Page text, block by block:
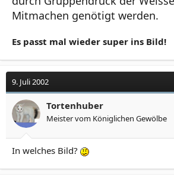
Mitmachen genötigt werden.
Es passt mal wieder super ins Bild!
9. Juli 2002
Tortenhuber
Meister vom Königlichen Gewölbe
In welches Bild?